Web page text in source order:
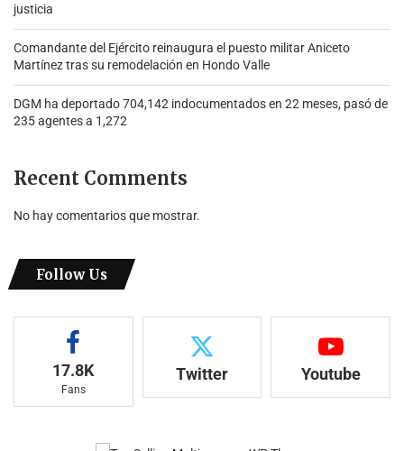
justicia
Comandante del Ejército reinaugura el puesto militar Aniceto
Martínez tras su remodelación en Hondo Valle
DGM ha deportado 704,142 indocumentados en 22 meses, pasó de
235 agentes a 1,272
Recent Comments
No hay comentarios que mostrar.
Follow Us
17.8K
Fans
Twitter Youtube